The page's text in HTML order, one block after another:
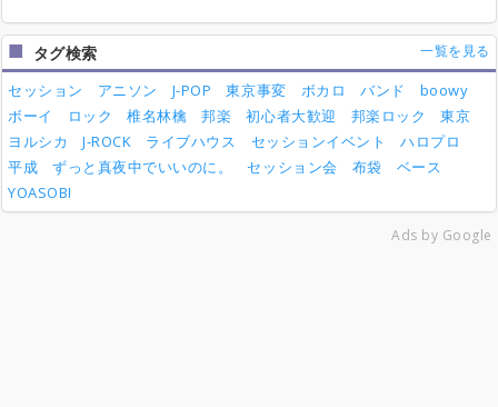
タグ検索 一覧を見る
セッション アニソン J-POP 東京事変 ボカロ バンド
boowy
ボーイ
ロック 椎名林檎 邦楽 初心者大歓迎 邦楽ロック
東京
ヨルシカ
J-ROCK ライブハウス セッションイベント
ハロプロ
平成
ずっと真夜中でいいのに。 セッション会 布袋
ベース
YOASOBI
Ads by Google